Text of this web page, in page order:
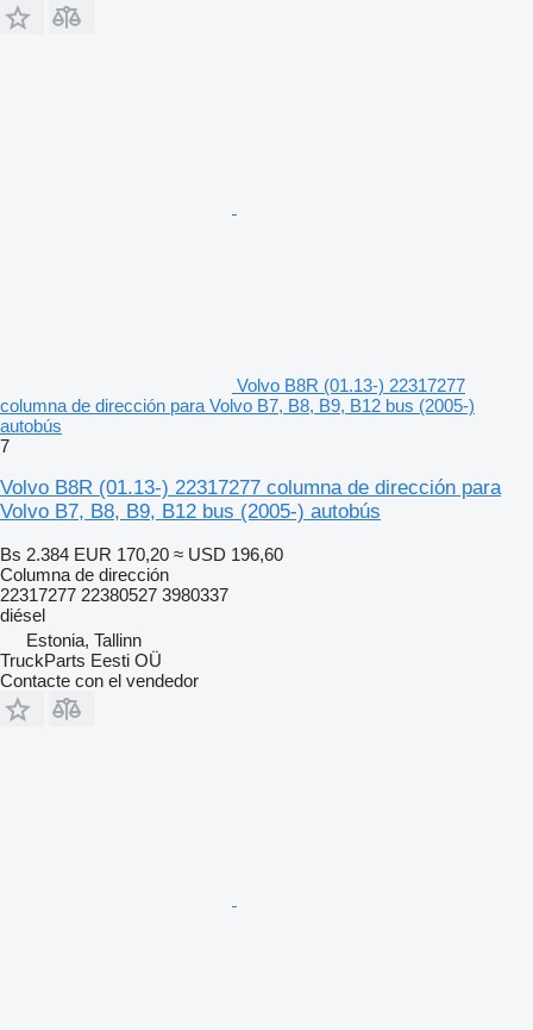
Volvo B8R (01.13-) 22317277
columna de dirección para Volvo B7, B8, B9, B12 bus (2005-)
autobús
7
Volvo B8R (01.13-) 22317277 columna de dirección para
Volvo B7, B8, B9, B12 bus (2005-) autobús
Bs 2.384 EUR 170,20 ≈ USD 196,60
Columna de dirección
22317277 22380527 3980337
diésel
Estonia, Tallinn
TruckParts Eesti OÜ
Contacte con el vendedor